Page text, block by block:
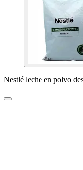
Nestlé leche en polvo